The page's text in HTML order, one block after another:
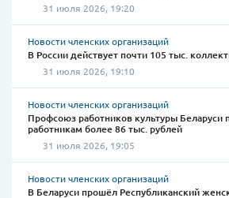
31 июля 2026, 19:20
Новости членских организаций
В России действует почти 105 тыс.
31 июля 2026, 19:10
Новости членских организаций
Профсоюз работников культуры Беларуси
работникам более 86 тыс. рублей
31 июля 2026, 19:05
Новости членских организаций
В Беларуси прошёл Республиканский